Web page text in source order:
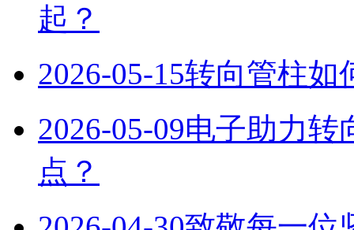
起？‌
2026-05-15转向管柱如
2026-05-09电子助力转
点？